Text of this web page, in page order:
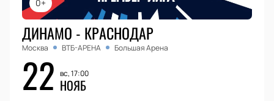
0+
ДИНАМО - КРАСНОДАР
Москва ВТБ-АРЕНА Большая Арена
22 вс, 17:00
НОЯБ